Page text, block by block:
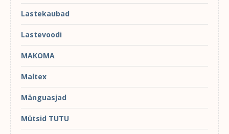
Lastekaubad
Lastevoodi
MAKOMA
Maltex
Mänguasjad
Mütsid TUTU